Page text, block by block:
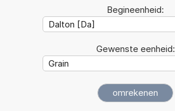
Begineenheid:
Gewenste eenheid: